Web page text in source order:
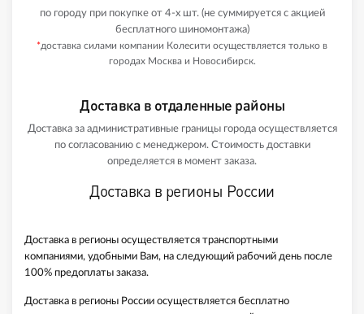
по городу при покупке от 4-х шт. (не суммируется с акцией
бесплатного шиномонтажа)
*доставка силами компании Колесити осуществляется только в
городах Москва и Новосибирск.
Доставка в отдаленные районы
Доставка за административные границы города осуществляется
по согласованию с менеджером. Стоимость доставки
определяется в момент заказа.
Доставка в регионы России
Доставка в регионы осуществляется транспортными
компаниями, удобными Вам, на следующий рабочий день после
100% предоплаты заказа.
Доставка в регионы России осуществляется бесплатно